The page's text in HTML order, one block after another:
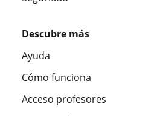
Descubre más
Ayuda
Cómo funciona
Acceso profesores